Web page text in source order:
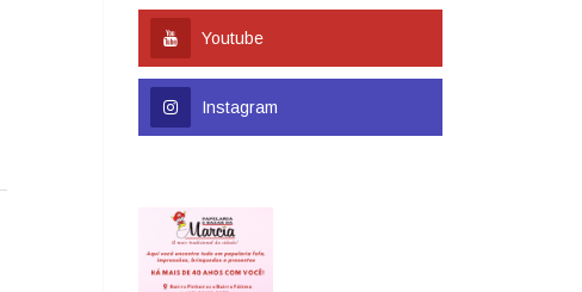
Youtube
Instagram